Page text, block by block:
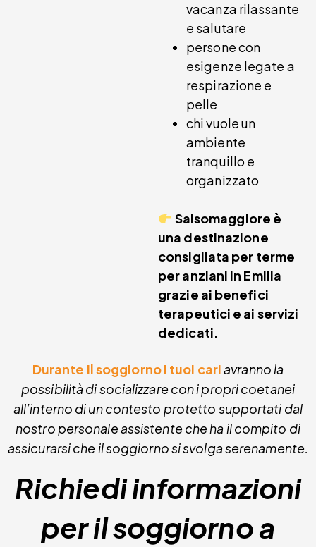
vacanza rilassante
e salutare
persone con
esigenze legate a
respirazione e
pelle
chi vuole un
ambiente
tranquillo e
organizzato
Salsomaggiore è
una destinazione
consigliata per terme
per anziani in Emilia
grazie ai benefici
terapeutici e ai servizi
dedicati.
Durante il soggiorno i tuoi cariavranno la
possibilità di socializzare con i propri coetanei
all’interno di un contesto protetto supportati dal
nostro personale assistente che ha il compito di
assicurarsi che il soggiorno si svolga serenamente.
Richiedi informazioni
per il soggiorno a